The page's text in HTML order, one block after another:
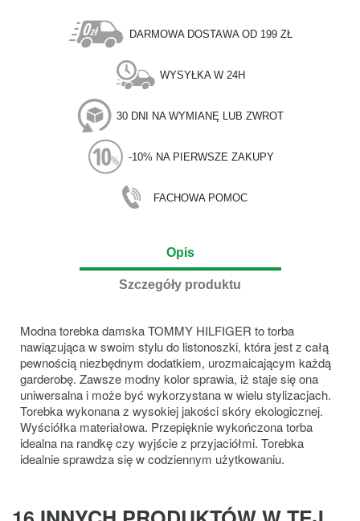
DARMOWA DOSTAWA OD 199 ZŁ
WYSYŁKA W 24H
30 DNI NA WYMIANĘ LUB ZWROT
-10% NA PIERWSZE ZAKUPY
FACHOWA POMOC
Opis
Szczegóły produktu
Modna torebka damska TOMMY HILFIGER to torba
nawiązująca w swoim stylu do listonoszki, która jest z całą
pewnością niezbędnym dodatkiem, urozmaicającym każdą
garderobę. Zawsze modny kolor sprawia, iż staje się ona
uniwersalna i może być wykorzystana w wielu stylizacjach.
Torebka wykonana z wysokiej jakości skóry ekologicznej.
Wyściółka materiałowa. Przepięknie wykończona torba
idealna na randkę czy wyjście z przyjaciółmi. Torebka
idealnie sprawdza się w codziennym użytkowaniu.